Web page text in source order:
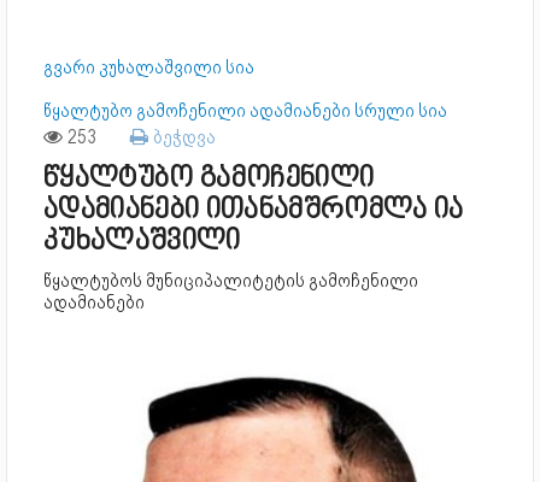
გვარი კუხალაშვილი სია
წყალტუბო გამოჩენილი ადამიანები სრული სია
253 ბეჭდვა
წყალტუბო გამოჩენილი
ადამიანები ითანამშრომლა ია
კუხალაშვილი
წყალტუბოს მუნიციპალიტეტის გამოჩენილი
ადამიანები